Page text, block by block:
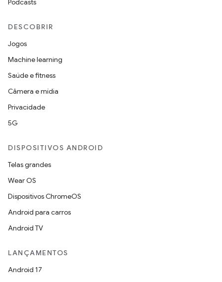
Podcasts
DESCOBRIR
Jogos
Machine learning
Saúde e fitness
Câmera e mídia
Privacidade
5G
DISPOSITIVOS ANDROID
Telas grandes
Wear OS
Dispositivos ChromeOS
Android para carros
Android TV
LANÇAMENTOS
Android 17